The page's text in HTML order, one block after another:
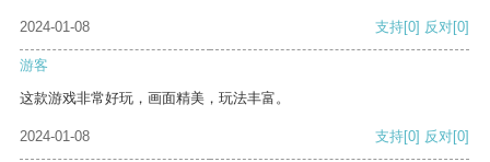
2024-01-08 支持[0] 反对[0]
游客
这款游戏非常好玩，画面精美，玩法丰富。
2024-01-08 支持[0] 反对[0]